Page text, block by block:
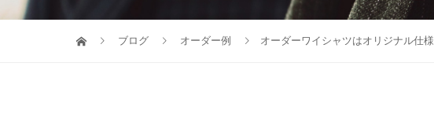
ブログ オーダー例 オーダーワイシャツはオリジナル仕様